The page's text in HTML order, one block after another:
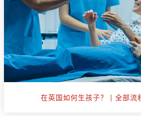
在英国如何生孩子？ | 全部流